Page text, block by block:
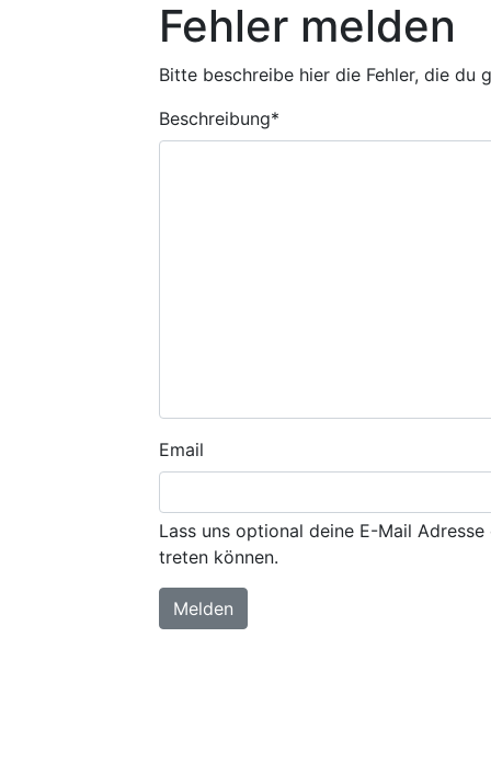
Fehler melden
Bitte beschreibe hier die Fehler, die du
Beschreibung*
Email
Lass uns optional deine E-Mail
treten können.
Melden